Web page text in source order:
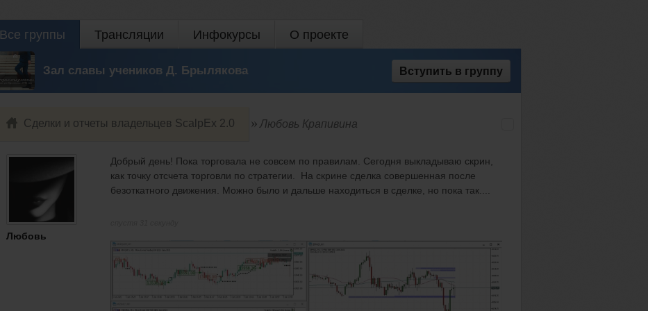
Все группы Трансляции Инфокурсы О проекте
Зал славы учеников Д. Брылякова Вступить в группу
Сделки и отчеты владельцев ScalpEx 2.0 Любовь Крапивина
Любовь
Добрый день! Пока торговала не совсем по правилам. Сегодня выкладываю скрин,
как точку отсчета торговли по стратегии. На скрине сделка совершенная после
безоткатного движения. Можно было и дальше находиться в сделке, но пока так....